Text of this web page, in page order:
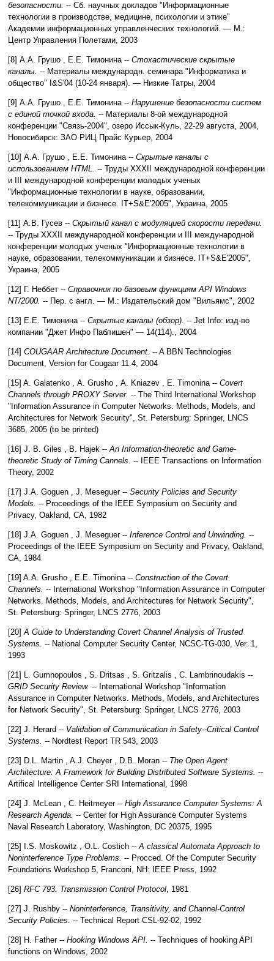
безопасности. -- Сб. научных докладов "Информационные
технологии в производстве, медицине, психологии и этике"
Академии информационных управленческих технологий. — М.:
Центр Управления Полетами, 2003
[8] А.А. Грушо , Е.Е. Тимонина -- Стохастические скрытые
каналы. -- Материалы международн. семинара "Информатика и
общество" I&S'04 (10-24 января). — Низкие Татры, 2004
[9] А.А. Грушо , Е.Е. Тимонина -- Нарушение безопасности систем
с единой точкой входа. -- Материалы 8-ой международной
конференции "Связь-2004", озеро Иссык-Куль, 22-29 августа, 2004,
Новосибирск: ЗАО РИЦ Прайс Курьер, 2004
[10] А.А. Грушо , Е.Е. Тимонина -- Скрытые каналы с
использованием HTML. -- Труды XXXII международной конференции
и III международной конференции молодых ученых
"Информационные технологии в науке, образовании,
телекоммуникации и бизнесе. IT+S&E'2005", Украина, 2005
[11] А.В. Гусев -- Скрытый канал с модуляцией скорости передачи.
-- Труды XXXII международной конференции и III международной
конференции молодых ученых "Информационные технологии в
науке, образовании, телекоммуникации и бизнесе. IT+S&E'2005",
Украина, 2005
[12] Г. Неббет -- Справочник по базовым функциям API Windows
NT/2000. -- Пер. с англ. — М.: Издательский дом "Вильямс", 2002
[13] Е.Е. Тимонина -- Скрытые каналы (обзор). -- Jet Info: изд-во
компании "Джет Инфо Паблишен" — 14(114)., 2004
[14] COUGAAR Architecture Document. -- A BBN Technologies
Document, Version for Cougaar 11.4, 2004
[15] A. Galatenko , А. Grusho , А. Kniazev , Е. Timonina -- Covert
Channels through PROXY Server. -- The Third International Workshop
"Information Assurance in Computer Networks. Methods, Models, and
Architectures for Network Security", St. Petersburg: Springer, LNCS
3685, 2005 (to be printed)
[16] J. В. Giles , B. Hajek --An Information-theoretic and Game-
theoretic Study of Timing Cannels. --
IEEE Transactions on Information
Theory, 2002
[17] J.A. Goguen , J. Meseguer -- Security Policies and Security
Models. -- Proceedings of the IEEE Symposium on Security and
Privacy, Oakland, CA, 1982
[18] J.A. Goguen , J. Meseguer -- Inference Control and Unwinding. --
Proceedings of the IEEE Symposium on Security and Privacy, Oakland,
CA, 1984
[19] A.A. Grusho , E.E. Timonina -- Construction of the Covert
Channels. -- International Workshop "Information Assurance in Computer
Networks. Methods, Models, and Architectures for Network Security",
St. Petersburg: Springer, LNCS 2776, 2003
[20]A Guide to Understanding Covert Channel Analysis of Trusted
Systems. -- National Computer Security Center, NCSC-TG-030, Ver. 1,
1993
[21] L. Gumnopoulos , S. Dritsas , S. Gritzalis , C. Lambrinoudakis --
GRID Security Review. -- International Workshop "Information
Assurance in Computer Networks. Methods, Models, and Architectures
for Network Security", St. Petersburg: Springer, LNCS 2776, 2003
[22] J. Hеrard -- Validation of Communication in Safety--Critical Control
Systems. -- Nordtest Report TR 543, 2003
[23] D.L. Martin , A.J. Cheyer , D.B. Moran -- The Open Agent
Architecture: A Framework for Building Distributed Software Systems. --
Artifical Intelligence Center SRI International , 1998
[24] J. McLean , C. Heitmeyer -- High Assurance Computer Systems: A
Research Agenda. -- Center for High Assurance Computer Systems
Naval Research Laboratory, Washington, DC 20375, 1995
[25] I.S. Moskowitz , O.L. Costich --A classical Automata Approach to
Noninterference Type Problems. -- Procced. Of the Computer Security
Foundations Workshop 5, Franconi, NH: IEEE Press, 1992
[26] RFC 793. Transmission Control Protocol, 1981
[27] J. Rushby -- Noninterference, Transitivity, and Channel-Control
Security Policies. -- Technical Report CSL-92-02, 1992
[28] H. Father -- Hooking Windows API. -- Techniques of hooking API
functions on Windows, 2002